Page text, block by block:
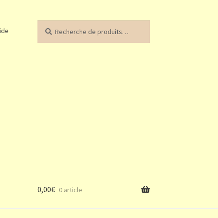
pour :
0,00€ 0 article